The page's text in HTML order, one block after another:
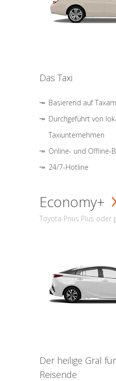
Das Taxi
Basierend auf
Durchgeführt von
Taxiunternehmen
Online- und Offline-
24/7-Hotline
Economy+
Toyota Prius Plus oder
Der heilige Gral
Reisende